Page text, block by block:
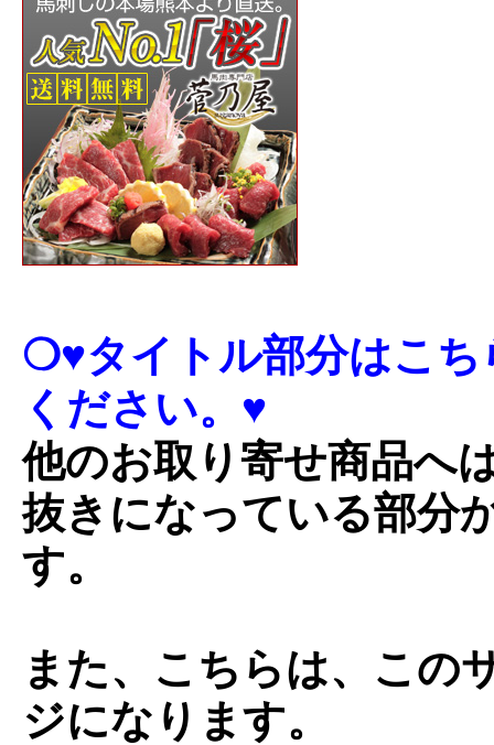
❍♥タイトル部分はこち
ください。♥
他のお取り寄せ商品へ
抜きになっている部分
す。
また、こちらは、この
ジになります。